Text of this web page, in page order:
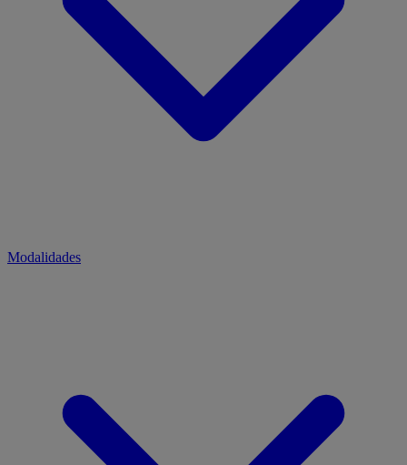
Modalidades